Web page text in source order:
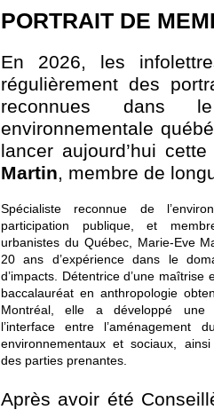
PORTRAIT DE
En 2026, les
régulièrement des
reconnues dans
environnementale
lancer aujourd’hui
Martin, membre de
Spécialiste reconnue de
participation publique, et
urbanistes du Québec, Marie-Eve
20 ans d’expérience dans le
d’impacts. Détentrice d’une maîtrise
baccalauréat en anthropologie
Montréal, elle a développé une
l’interface entre l’aménagement
environnementaux et sociaux,
des parties prenantes.
Après avoir été